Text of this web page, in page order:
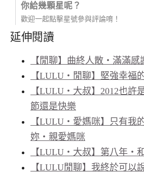
你給幾顆星呢？
歡迎一起點擊星號參與評論唷！
延伸閱讀
【閒聊】曲終人散‧滿滿感
【LULU‧閒聊】堅強幸福
【LULU‧大叔】2012也許
節還是快樂
【LULU‧愛媽咪】只有我
妳‧親愛媽咪
【LULU‧大叔】第八年‧
【LULU閒聊】我終於可